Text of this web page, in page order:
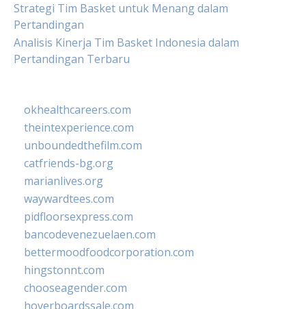
Strategi Tim Basket untuk Menang dalam
Pertandingan
Analisis Kinerja Tim Basket Indonesia dalam
Pertandingan Terbaru
okhealthcareers.com
theintexperience.com
unboundedthefilm.com
catfriends-bg.org
marianlives.org
waywardtees.com
pidfloorsexpress.com
bancodevenezuelaen.com
bettermoodfoodcorporation.com
hingstonnt.com
chooseagender.com
hoverboardssale.com